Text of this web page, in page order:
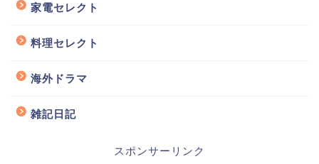
家電セレクト
料理セレクト
海外ドラマ
雑記日記
スポンサーリンク